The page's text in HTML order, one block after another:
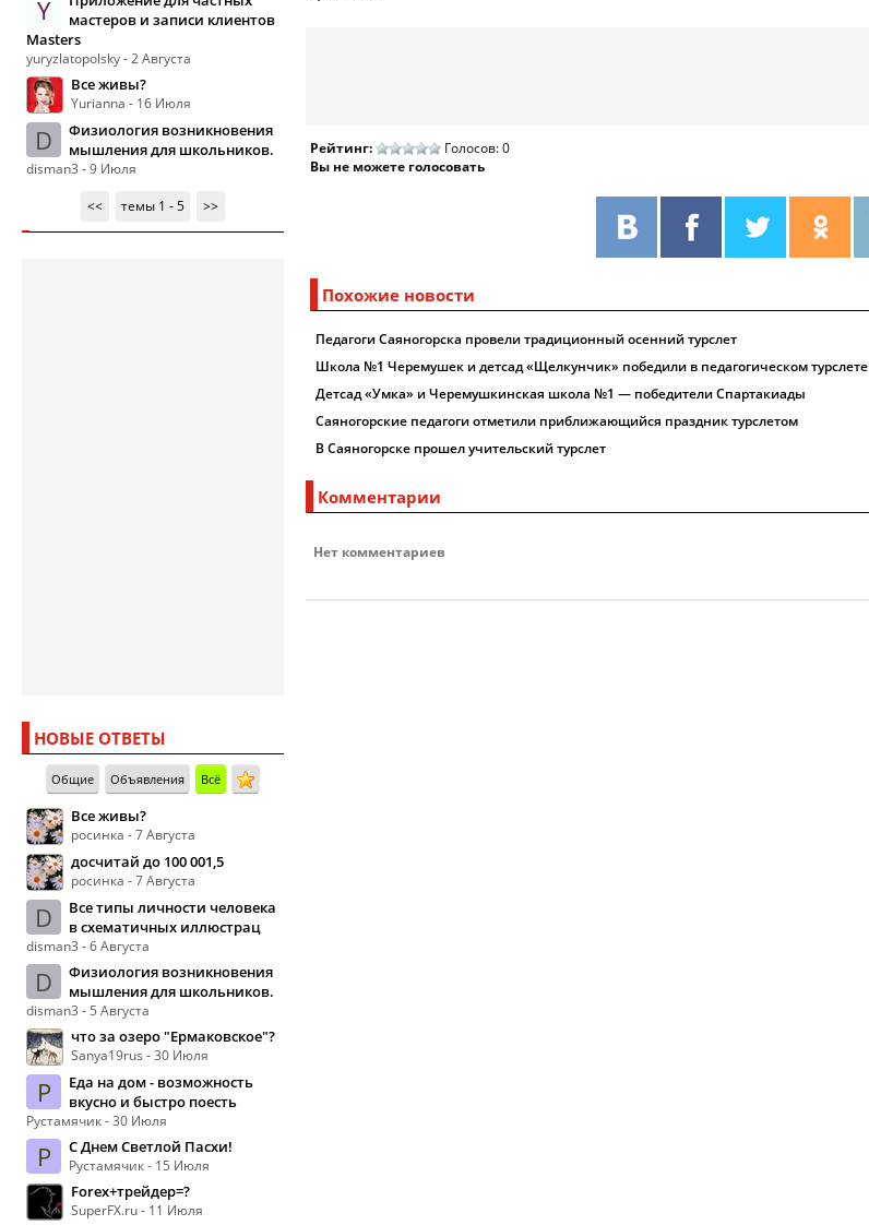
Y
мастеров и записи клиентов
Masters
yuryzlatopolsky - 2 Августа
Все живы?
Yurianna - 16 Июля
D
Физиология возникновения
мышления для школьников.
disman3 - 9 Июля
<<
темы 1 - 5 >>
НОВЫЕ ОТВЕТЫ
Общие Объявления Всё
Все живы?
росинка - 7 Августа
досчитай до 100 001,5
росинка - 7 Августа
D
Все типы личности человека
в схематичных иллюстрац
disman3 - 6 Августа
D
Физиология возникновения
мышления для школьников.
disman3 - 5 Августа
что за озеро "Ермаковское"?
Sanya19rus - 30 Июля
Р
Еда на дом - возможность
вкусно и быстро поесть
Рустамячик - 30 Июля
Р С Днем Светлой Пасхи!
Рустамячик - 15 Июля
Forex+трейдер=?
SuperFX.ru - 11 Июля
Рейтинг:
Голосов: 0
Вы не можете голосовать
Похожие новости
Педагоги Саяногорска провели традиционный осенний турслет
Школа №1 Черемушек и детсад «Щелкунчик» победили в педагогическом турслете
Детсад «Умка» и Черемушкинская школа №1 — победители Спартакиады
Саяногорские педагоги отметили приближающийся праздник турслетом
В Саяногорске прошел учительский турслет
Комментарии
Нет комментариев